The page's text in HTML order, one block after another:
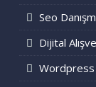
Seo
Dijital